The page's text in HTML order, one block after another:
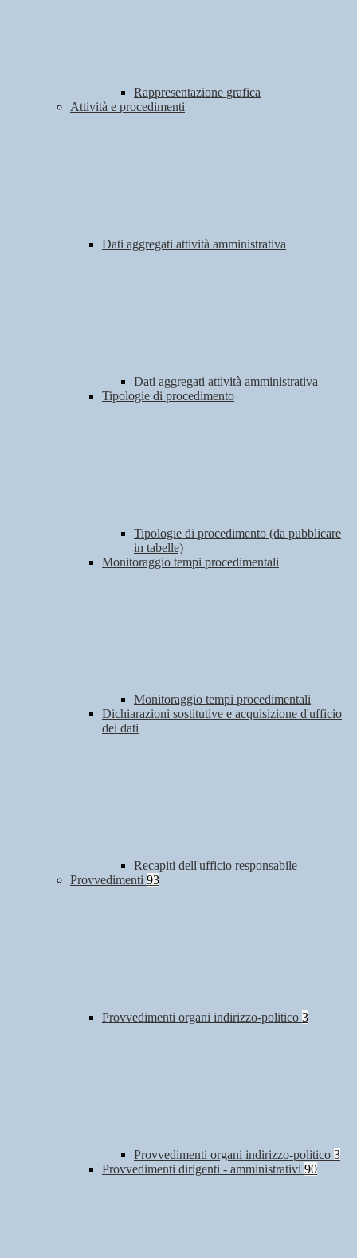
Rappresentazione grafica
Attività e procedimenti
Dati aggregati attività amministrativa
Dati aggregati attività amministrativa
Tipologie di procedimento
Tipologie di procedimento (da pubblicare
in tabelle)
Monitoraggio tempi procedimentali
Monitoraggio tempi procedimentali
Dichiarazioni sostitutive e acquisizione d'ufficio
dei dati
Recapiti dell'ufficio responsabile
Provvedimenti 93
Provvedimenti organi indirizzo-politico 3
Provvedimenti organi indirizzo-politico 3
Provvedimenti dirigenti - amministrativi 90